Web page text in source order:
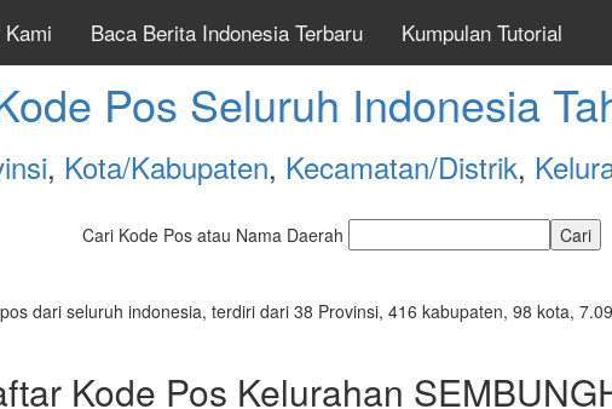
Kami Baca Berita Indonesia Terbaru Kumpulan Tutorial
Pos Seluruh Indonesia
, Kota/Kabupaten, Kecamatan/Distrik,
Cari Kode Pos atau Nama Daerah
dari seluruh indonesia, terdiri dari 38 Provinsi, 416 kabupaten, 98 kota,
Kode Pos Kelurahan